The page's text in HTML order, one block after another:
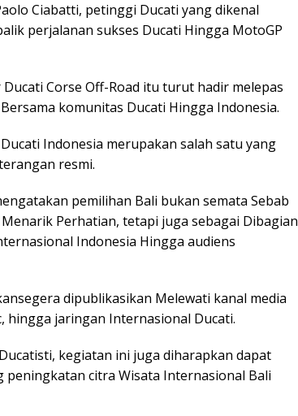
Ciabatti, petinggi Ducati yang dikenal
perjalanan sukses Ducati Hingga MotoGP
Corse Off-Road itu turut hadir melepas
komunitas Ducati Hingga Indonesia.
Indonesia merupakan salah satu yang
resmi.
pemilihan Bali bukan semata Sebab
Perhatian, tetapi juga sebagai Dibagian
Indonesia Hingga audiens
dipublikasikan Melewati kanal media
hingga jaringan Internasional Ducati.
kegiatan ini juga diharapkan dapat
citra Wisata Internasional Bali